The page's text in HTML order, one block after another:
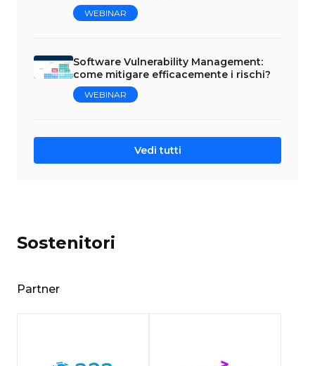
WEBINAR
Software Vulnerability Management:
come mitigare efficacemente i rischi?
WEBINAR
Vedi tutti
Sostenitori
Partner